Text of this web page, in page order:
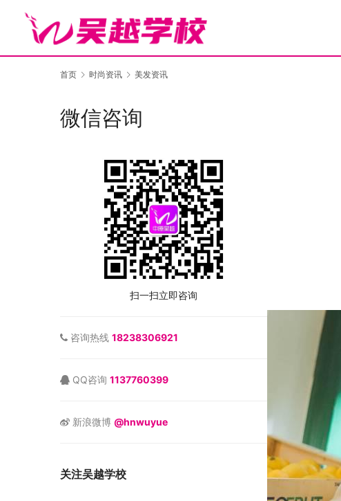
首页 时尚资讯 美发资讯
微信咨询
扫一扫立即咨询
咨询热线 18238306921
QQ咨询 1137760399
新浪微博 @hnwuyue
关注吴越学校